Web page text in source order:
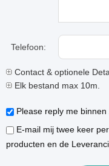
Telefoon:
Contact & optionele
Elk bestand max 10m.
Please reply me binnen
E-mail mij twee keer
producten en de